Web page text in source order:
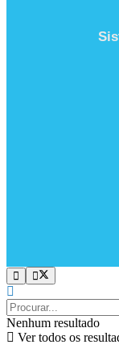
Nenhum resultado
Ver todos os